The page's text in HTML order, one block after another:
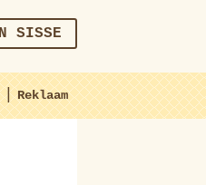
SISSE
| Reklaam